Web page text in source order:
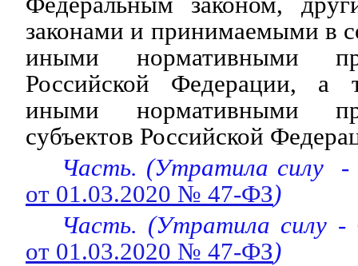
законами и принимаемыми в
иными нормативными
Российской Федерации, а
иными нормативными
субъектов Российской
Часть. (Утратила силу -
от 01.03.2020 № 47-ФЗ)
Часть. (Утратила силу -
от 01.03.2020 № 47-ФЗ)